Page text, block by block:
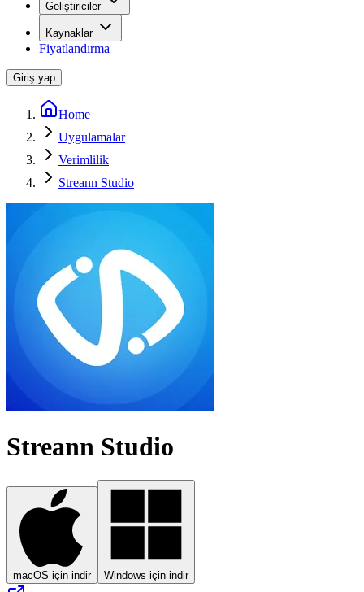
Geliştiriciler
Kaynaklar
Fiyatlandırma
Giriş yap
Home
Uygulamalar
Verimlilik
Streann Studio
Streann Studio
macOS için indir Windows için indir